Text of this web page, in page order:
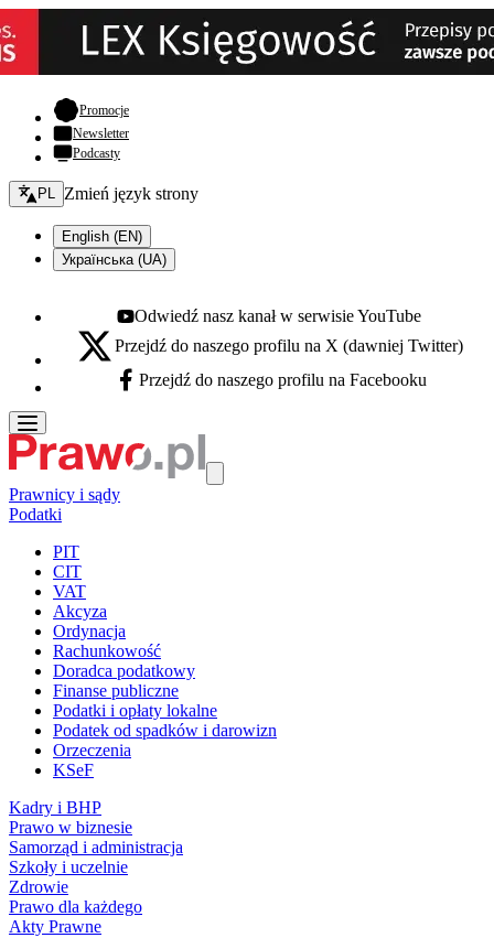
Promocje- otwiera się w nowej karcie
Newsletter
Podcasty
Zmień język - bieżący:
PL Zmień język strony
English (EN)
Українська (UA)
Youtube - otwiera się w nowej karcie
Odwiedź nasz kanał w serwisie YouTube
X - otwiera się w nowej karcie
Przejdź do naszego profilu na X (dawniej Twitter)
Facebook - otwiera się w nowej karcie
Przejdź do naszego profilu na Facebooku
Prawnicy i sądy
Podatki
PIT
CIT
VAT
Akcyza
Ordynacja
Rachunkowość
Doradca podatkowy
Finanse publiczne
Podatki i opłaty lokalne
Podatek od spadków i darowizn
Orzeczenia
KSeF
Kadry i BHP
Prawo w biznesie
Samorząd i administracja
Szkoły i uczelnie
Zdrowie
Prawo dla każdego
Akty Prawne